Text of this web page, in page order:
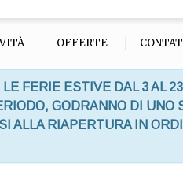
OFFERTE
FERIE ESTIVE DAL 3 AL
GODRANNO DI
ALLA RIAPERTURA IN